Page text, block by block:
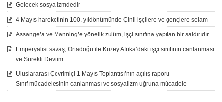
Gelecek sosyalizmdedir
4 Mayıs hareketinin 100. yıldönümünde Çinli işçilere ve gençlere selam
Assange’a ve Manning’e yönelik zulüm, işçi sınıfına yapılan bir saldırıdır
Emperyalist savaş, Ortadoğu ile Kuzey Afrika’daki işçi sınıfının canlanması
ve Sürekli Devrim
Uluslararası Çevrimiçi 1 Mayıs Toplantısı’nın açılış raporu
Sınıf mücadelesinin canlanması ve sosyalizm uğruna mücadele